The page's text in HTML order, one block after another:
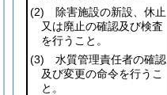
(2) 除害施設の新設、休止
又は廃止の確認及び検査
を行うこと。
(3) 水質管理責任者の確認
及び変更の命令を行うこ
と。